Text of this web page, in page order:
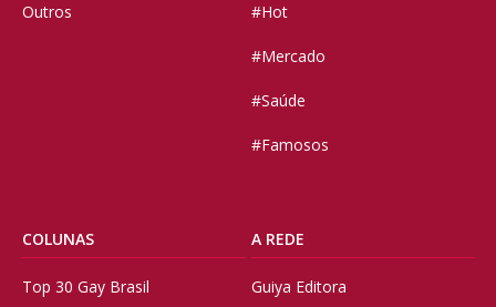
Outros #Hot
#Mercado
#Saúde
#Famosos
COLUNAS
Top 30 Gay Brasil
A REDE
Guiya Editora